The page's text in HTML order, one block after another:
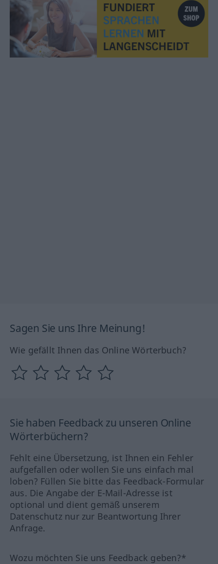
Sagen Sie uns Ihre Meinung!
Wie gefällt Ihnen das Online Wörterbuch?
Sie haben Feedback zu unseren Online
Wörterbüchern?
Fehlt eine Übersetzung, ist Ihnen ein Fehler
aufgefallen oder wollen Sie uns einfach mal
loben? Füllen Sie bitte das Feedback-Formular
aus. Die Angabe der E-Mail-Adresse ist
optional und dient gemäß unserem
Datenschutz nur zur Beantwortung Ihrer
Anfrage.
Wozu möchten Sie uns Feedback geben?*